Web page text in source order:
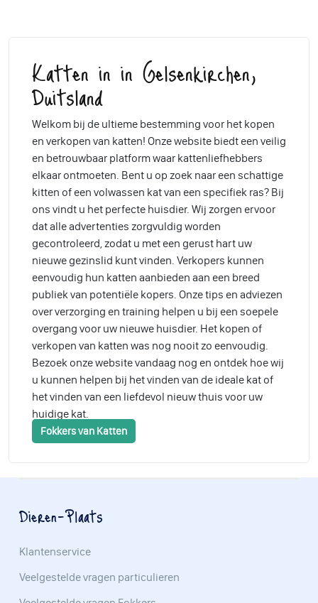
Katten in in Gelsenkirchen,
Duitsland
Welkom bij de ultieme bestemming voor het kopen
en verkopen van katten! Onze website biedt een veilig
en betrouwbaar platform waar kattenliefhebbers
elkaar ontmoeten. Bent u op zoek naar een schattige
kitten of een volwassen kat van een specifiek ras? Bij
ons vindt u het perfecte huisdier. Wij zorgen ervoor
dat alle advertenties zorgvuldig worden
gecontroleerd, zodat u met een gerust hart uw
nieuwe gezinslid kunt vinden. Verkopers kunnen
eenvoudig hun katten aanbieden aan een breed
publiek van potentiële kopers. Onze tips en adviezen
over verzorging en training helpen u bij een soepele
overgang voor uw nieuwe huisdier. Het kopen of
verkopen van katten was nog nooit zo eenvoudig.
Bezoek onze website vandaag nog en ontdek hoe wij
u kunnen helpen bij het vinden van de ideale kat of
het vinden van een liefdevol nieuw thuis voor uw
huidige kat.
Fokkers van Katten
Dieren-Plaats
Klantenservice
Veelgestelde vragen particulieren